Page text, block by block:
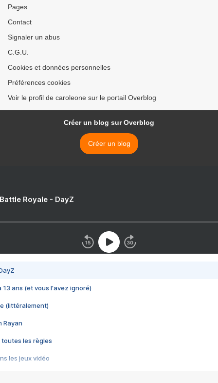
Pages
Contact
Signaler un abus
C.G.U.
Cookies et données personnelles
Préférences cookies
Voir le profil de caroleone sur le portail Overblog
Créer un blog sur Overblog
Créer un blog
Royale - DayZ
13 ans (et vous l'avez ignoré)
(littéralement)
Rayan
toutes les règles
les jeux vidéo